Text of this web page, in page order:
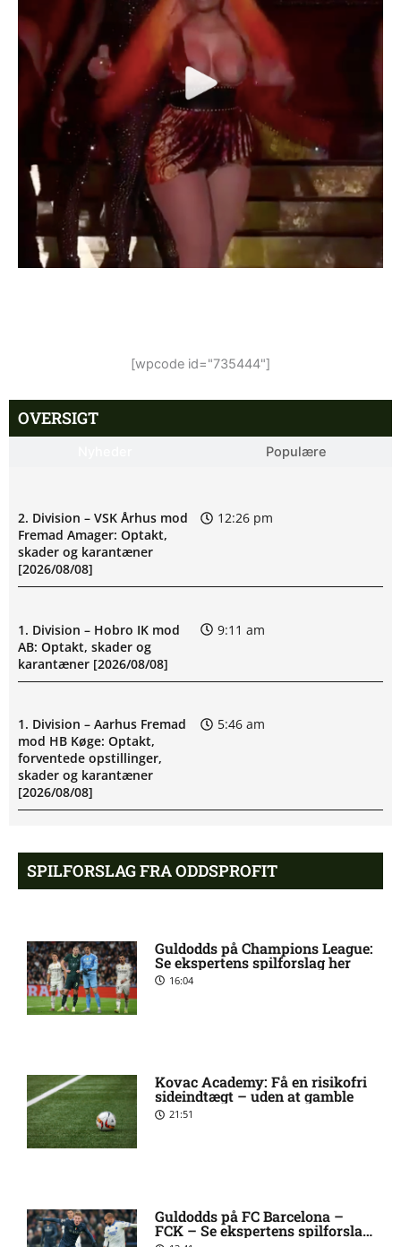
[wpcode id="735444"]
OVERSIGT
Populære
2. Division – VSK Århus mod
Fremad Amager: Optakt,
skader og karantæner
[2026/08/08]
12:26 pm
1. Division – Hobro IK mod
AB: Optakt, skader og
karantæner [2026/08/08]
9:11 am
1. Division – Aarhus Fremad
mod HB Køge: Optakt,
forventede opstillinger,
skader og karantæner
[2026/08/08]
5:46 am
Atlético forbereder bud på
Tottenham-anfører
10:23 pm
målmand til Spanien
Roma enig med Atlético om
Chelsea sælger Chalobah til
Como
10:06 pm
Salah lander i Tyrkiet til 10:00 pm
SPILFORSLAG FRA ODDSPROFIT
Guldodds på Champions League:
Se ekspertens spilforslag her
16:04
Kovac Academy: Få en risikofri
sideindtægt – uden at gamble
21:51
Guldodds på FC Barcelona –
FCK – Se ekspertens spilforslag